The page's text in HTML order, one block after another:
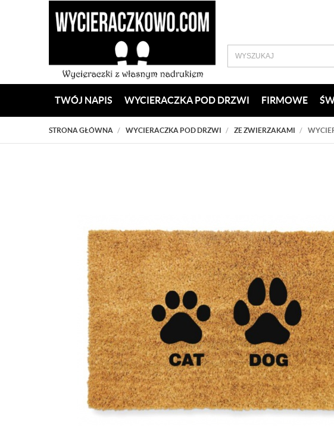
TWÓJ NAPIS WYCIERACZKA POD DRZWI FIRMOWE
STRONA GŁÓWNA WYCIERACZKA POD DRZWI ZE ZWIERZAKAMI